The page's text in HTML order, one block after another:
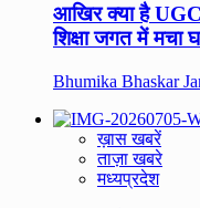
आखिर क्या है UGC
शिक्षा जगत में मचा
Bhumika Bhaskar
ख़ास खबरें
ताज़ा खबरे
मध्यप्रदेश